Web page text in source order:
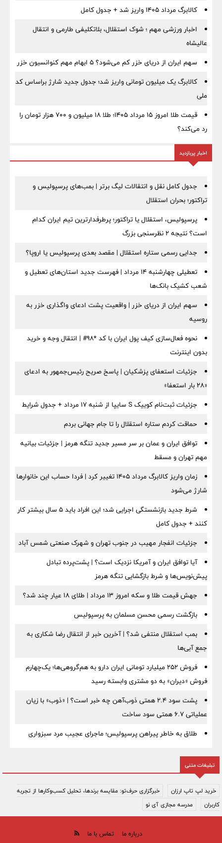
کالابرگ مرداد ۱۴۰۵ واریز شد + جدول کامل
اخبار ورزشی مهم ؛ شوک استقلال، بلاتکلیفی طارمی و انتقال
عالیشاه
سهم ایران از دریای خزر کم می‌شود؟ ۵ ابهام مهم کنوانسیون خزر
کالابرگ یک میلیون تومانی واریز شد؛ جدول جدید شارژ براساس کد
ملی
قیمت طلا امروز ۱۵ مرداد ۱۴۰۵؛ طلا ۱۸ میلیون و ۷۰۰ هزار تومان را
رد می‌کند؟
اخبار پربازدید
جدول کامل نقل و انتقالات لیگ برتر | بمب‌های پرسپولیس و
تراکتور؛ بحران استقلال
پرسپولیس، استقلال یا تراکتور؛ پرطرفدارترین تیم ایران کدام
است؟ نتیجه ۲ نظرسنجی بزرگ
جدایی رسمی ستاره استقلال | مقصد بعدی پرسپولیس یا اروپا؟
تعطیلی چهارشنبه ۱۴ مرداد | فهرست جدید استان‌های تعطیل و
شعب کشیک بانک‌ها
سهم ایران از دریای خزر | واقعیت پشت ادعای واگذاری خزر به
روسیه
نحوه فعال‌سازی کیف پول ایران با کد *98# | انتقال وجه و خرید
بدون اینترنت
جزئیات استعفای پزشکیان | پاسخ صریح رئیس‌جمهور به ادعای
«۲۸ بار استعفا»
جزئیات ثبت‌نام کوییک S سایپا از شنبه ۱۷ مرداد + جدول شرایط
حماقت کردم ستاره استقلال را تا جام جهانی بردم
توافق ایران و عمان بر سر مسیر جدید تنگه هرمز | جزئیات بیانیه
مهم تهران و مسقط
زمان واریز کالابرگ مرداد ۱۴۰۵ تغییر کرد | فردا حساب این خانوارها
شارژ می‌شود
شرط جدید بازنشستگی اجرایی شد؛ این افراد باید ۵ سال بیشتر کار
کنند + جدول کامل
جزئیات انفجار مهیب در جنوب تهران و شهرک صنعتی شمس آباد
آیا توافق ایران و آمریکا نزدیک است؟ | پشت‌پرده تبادل
پیش‌نویس‌ها و شرط بازگشایی تنگه هرمز
جهش قیمت طلا و سکه امروز ۱۳ مرداد | طلای ۱۸ عیار چند شد؟
بازگشت رسمی محسن مسلمان به پرسپولیس
بمب استقلال منتفی شد؟ | آخرین خبر از انتقال رضا شکاری به
جمع آبی‌ها
فروش ۲۵۲ میلیارد تومانی ایران دارو به هم‌گروهی‌ها؛ یک‌چهارم
فروش «دیران» به دو مشتری وابسته رسید
پشت سود ۲.۴ همتی ذوب‌آهن چه خبر است؟ | «ذوب» با زیان
عملیاتی ۶.۷ همتی سود ساخت
طلاق به خاطر پیراهن پرسپولیس؛ ماجرای عجیب مرد سبزواری
تبلیغات متنی
خرید لپ تاپ ارزان
خبرگزاری حرف‌تو: مقایسه برندها، تحلیل کسب‌وکارها از تجربه
کاربران
مدرسه مجازی آی نو
درباره ما
تماس با ما